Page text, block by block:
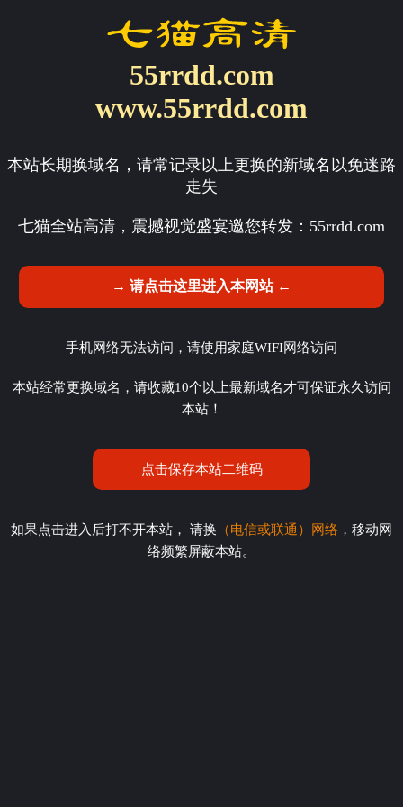
55rrdd.com
www.55rrdd.com
本站长期换域名，请常记录以上更换的新域名以免迷路
走失
七猫全站高清，震撼视觉盛宴邀您转发： 55rrdd.com
→ 请点击这里进入本网站 ←
手机网络无法访问，请使用家庭WIFI网络访问
本站经常更换域名，请收藏10个以上最新域名才可保证永久访问
本站！
点击保存本站二维码
如果点击进入后打不开本站， 请换 （电信或联通）网络 ，移动网
络频繁屏蔽本站。